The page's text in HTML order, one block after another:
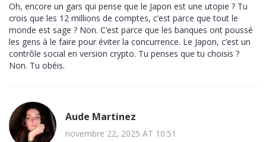
Oh, encore un gars qui pense que le Japon est une utopie ? Tu
crois que les 12 millions de comptes, c’est parce que tout le
monde est sage ? Non. C’est parce que les banques ont poussé
les gens à le faire pour éviter la concurrence. Le Japon, c’est un
contrôle social en version crypto. Tu penses que tu choisis ?
Non. Tu obéis.
Aude Martinez
novembre 22, 2025 AT 10:51